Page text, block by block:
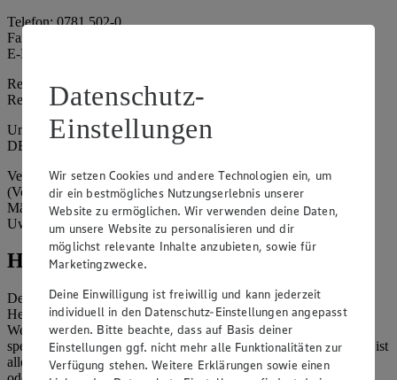
Telefon: 0781 502-0
Fax: 0781 502-6180
E-Mail: kundenservice@edeka-suedwest.de
Registergericht: Amtsgericht Freiburg i.B.
Registernummer: HRA 707629
Umsatzsteuer-Identifikationsnummer gem. § 27a UStG:
DE815916131
Vertretungsberechtigte: Rainer Huber (Sprecher)
(Vorstandsmitglied), Klaus Fickert (Vorstandsmitglied), Jürgen
Mäder (Vorstandsmitglied), Patrick Mogck (Vorstandsmitglied),
Uwe Kohler
Hinweise
Der Inhalt dieser Website ist urheberrechtlich geschützt. Der
Herausgeber gewährt Ihnen jedoch das Recht, den auf dieser
Website bereitgestellten Text ganz oder ausschnittsweise zu
speichern und zu vervielfältigen. Aus Gründen des Urheberrechts ist
allerdings die Speicherung und Vervielfältigung von Bildmaterial
Datenschutz-
Einstellungen
Wir setzen Cookies und andere Technologien ein, um
dir ein bestmögliches Nutzungserlebnis unserer
Website zu ermöglichen. Wir verwenden deine Daten,
um unsere Website zu personalisieren und dir
möglichst relevante Inhalte anzubieten, sowie für
Marketingzwecke.
Deine Einwilligung ist freiwillig und kann jederzeit
individuell in den Datenschutz-Einstellungen angepasst
werden. Bitte beachte, dass auf Basis deiner
Einstellungen ggf. nicht mehr alle Funktionalitäten zur
Verfügung stehen. Weitere Erklärungen sowie einen